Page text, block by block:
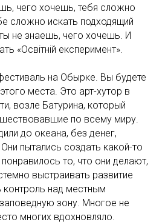
чего хочешь, тебя сложно
сложно искать подходящий
не знаешь, чего хочешь. И
«Освiтнiй експеримент».
на Обырке. Вы будете
места. Это арт-хутор в
возле Батурина, который
по всему миру.
до океана, без денег,
пытались создать какой-то
то, что они делают,
выстраивать развитие
контроль над местным
зону. Многое не
многих вдохновляло.